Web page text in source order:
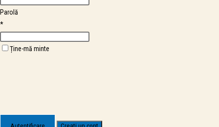
Parolă
*
Ține-mă minte